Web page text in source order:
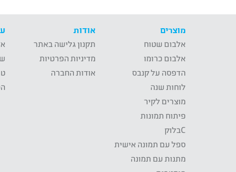
מוצרים
אלבום שטוח
אלבום כרומו
הדפסה על קנבס
לוחות שנה
מוצרים לקיר
פיתוח תמונות
Cבלוק
ספל עם תמונה אישית
מתנות עם תמונה
אודות
תקנון גלישה באתר
מדיניות הפרטיות
אודות החברה